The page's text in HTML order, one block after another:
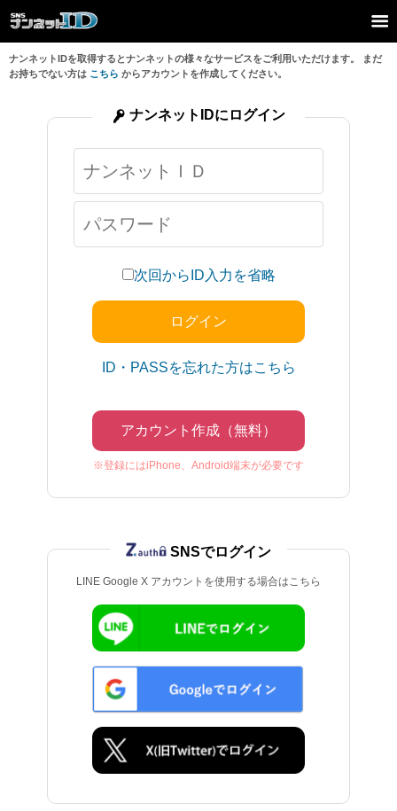
ナンネットIDを取得するとナンネットの様々なサービスをご利用いただけます。 まだ
お持ちでない方は こちら からアカウントを作成してください。
次回からID入力を省略
ID・PASSを忘れた方はこちら
アカウント作成（無料）
※登録にはiPhone、Android端末が必要です
ナンネットIDにログイン
LINE Google X アカウントを使用する場合はこちら
SNSでログイン